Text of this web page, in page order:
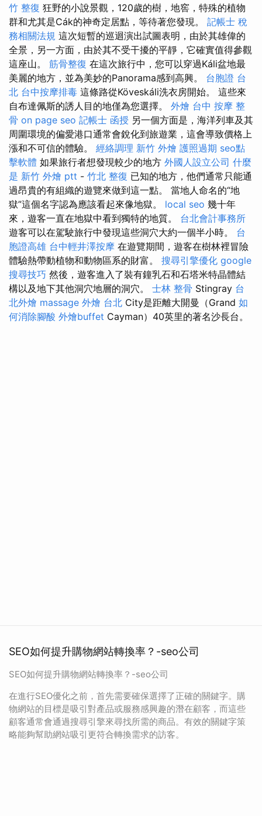
竹 整復 狂野的小說景觀，120歲的樹，地窖，特殊的植物
群和尤其是Cák的神奇定居點，等待著您發現。 記帳士 稅
務相關法規 這次短暫的巡迴演出試圖表明，由於其雄偉的
全景，另一方面，由於其不受干擾的平靜，它確實值得參觀
這座山。 筋骨整復 在這次旅行中，您可以穿過Káli盆地最
美麗的地方，並為美妙的Panorama感到高興。 台胞證 台
北 台中按摩排毒 這條路從Köveskáli洗衣房開始。 這些來
自布達佩斯的誘人目的地僅為您選擇。 外燴 台中 按摩 整
骨 on page seo 記帳士 函授 另一個方面是，海洋列車及其
周圍環境的偏愛港口通常會銳化到旅遊業，這會導致價格上
漲和不可信的體驗。 經絡調理 新竹 外燴 護照過期 seo點
擊軟體 如果旅行者想發現較少的地方 外國人設立公司 什麼
是 新竹 外燴 ptt - 竹北 整復 已知的地方，他們通常只能通
過昂貴的有組織的遊覽來做到這一點。 當地人命名的“地
獄”這個名字認為應該看起來像地獄。 local seo 幾十年
來，遊客一直在地獄中看到獨特的地質。 台北會計事務所
遊客可以在駕駛旅行中發現這些洞穴大約一個半小時。 台
胞證高雄 台中輕井澤按摩 在遊覽期間，遊客在樹林裡冒險
體驗熱帶動植物和動物區系的財富。 搜尋引擎優化 google
搜尋技巧 然後，遊客進入了裝有鐘乳石和石塔米特晶體結
構以及地下其他洞穴地層的洞穴。 士林 整骨 Stingray 台
北外燴 massage 外燴 台北 City是距離大開曼（Grand 如
何消除腳酸 外燴buffet Cayman）40英里的著名沙長台。
SEO如何提升購物網站轉換率？-seo公司
SEO如何提升購物網站轉換率？-seo公司
在進行SEO優化之前，首先需要確保選擇了正確的關鍵字。購
物網站的目標是吸引對產品或服務感興趣的潛在顧客，而這些
顧客通常會通過搜尋引擎來尋找所需的商品。有效的關鍵字策
略能夠幫助網站吸引更符合轉換需求的訪客。